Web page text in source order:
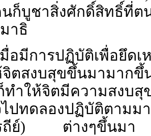
นก็บูชาสิ่งศักดิ์สิทธิ์ที่
าธิ
มื่อมีการปฏิบัติเพื่อยึ
ตสงบสุขขึ้นมามากขึ้
ำให้จิตมีความสงบ
ไปทดลองปฏิบัติต
ถีย์) ต่างๆขึ้นมา ซึ่